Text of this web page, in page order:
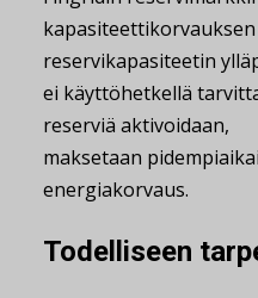
reservikapasiteetin
ei käyttöhetkellä
reserviä aktivoidaan,
maksetaan
energiakorvaus.
Todelliseen